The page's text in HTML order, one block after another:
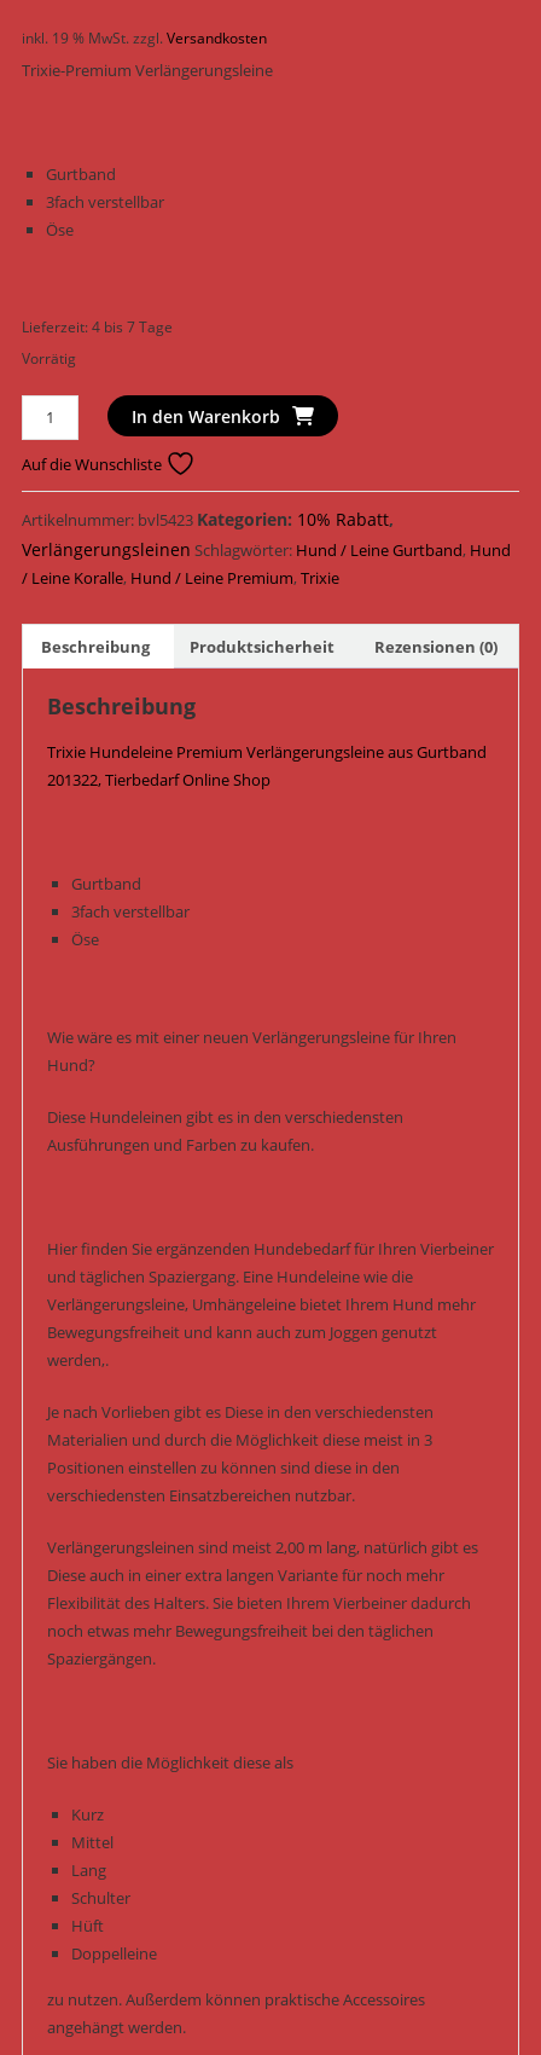
inkl. 19 % MwSt. zzgl. Versandkosten
Trixie-Premium Verlängerungsleine
Gurtband
3fach verstellbar
Öse
Lieferzeit:4 bis 7 Tage
Vorrätig
Trixie
Hundeleine
Premium
Verlängerungsleine
Gurtband
201322
/
Menge
In den Warenkorb
Auf die Wunschliste
Artikelnummer: bvl5423 Kategorien: 10% Rabatt,
Verlängerungsleinen Schlagwörter: Hund / Leine Gurtband, Hund
/ Leine Koralle, Hund / Leine Premium,Trixie
Beschreibung Produktsicherheit Rezensionen (0)
Beschreibung
Trixie Hundeleine Premium Verlängerungsleine aus Gurtband
201322, Tierbedarf Online Shop
Gurtband
3fach verstellbar
Öse
Wie wäre es mit einer neuen Verlängerungsleine für Ihren
Hund?
Diese Hundeleinen gibt es in den verschiedensten
Ausführungen und Farben zu kaufen.
Hier finden Sie ergänzenden Hundebedarf für Ihren Vierbeiner
und täglichen Spaziergang. Eine Hundeleine wie die
Verlängerungsleine, Umhängeleine bietet Ihrem Hund mehr
Bewegungsfreiheit und kann auch zum Joggen genutzt
werden,.
Je nach Vorlieben gibt es Diese in den verschiedensten
Materialien und durch die Möglichkeit diese meist in 3
Positionen einstellen zu können sind diese in den
verschiedensten Einsatzbereichen nutzbar.
Verlängerungsleinen sind meist 2,00 m lang, natürlich gibt es
Diese auch in einer extra langen Variante für noch mehr
Flexibilität des Halters. Sie bieten Ihrem Vierbeiner dadurch
noch etwas mehr Bewegungsfreiheit bei den täglichen
Spaziergängen.
Sie haben die Möglichkeit diese als
Kurz
Mittel
Lang
Schulter
Hüft
Doppelleine
zu nutzen. Außerdem können praktische Accessoires
angehängt werden.